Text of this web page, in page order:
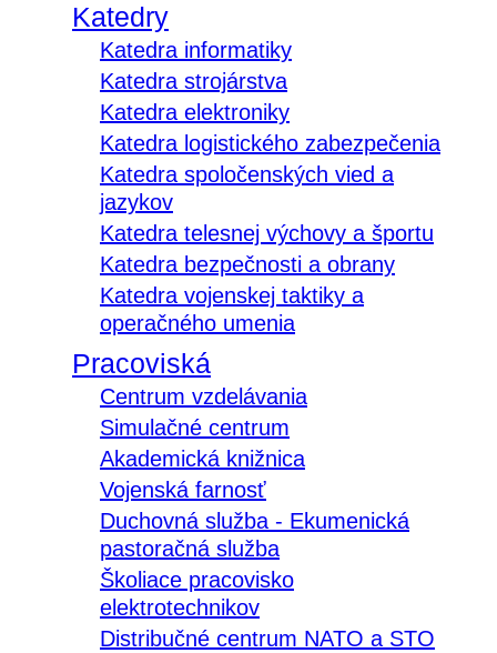
Katedry
Katedra informatiky
Katedra strojárstva
Katedra elektroniky
Katedra logistického zabezpečenia
Katedra spoločenských vied a
jazykov
Katedra telesnej výchovy a športu
Katedra bezpečnosti a obrany
Katedra vojenskej taktiky a
operačného umenia
Pracoviská
Centrum vzdelávania
Simulačné centrum
Akademická knižnica
Vojenská farnosť
Duchovná služba - Ekumenická
pastoračná služba
Školiace pracovisko
elektrotechnikov
Distribučné centrum NATO a STO